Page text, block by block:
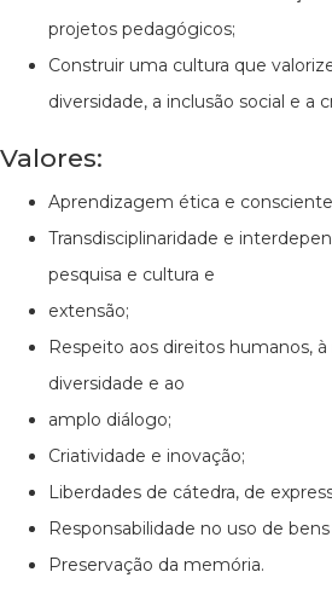
projetos pedagógicos;
Construir uma cultura que
diversidade, a inclusão social e a
Valores:
Aprendizagem ética e
Transdisciplinaridade e
pesquisa e cultura e
extensão;
Respeito aos direitos humanos,
diversidade e ao
amplo diálogo;
Criatividade e inovação;
Liberdades de cátedra, de
Responsabilidade no uso de
Preservação da memória.